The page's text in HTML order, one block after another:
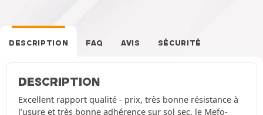
DESCRIPTION FAQ AVIS SÉCURITÉ
DESCRIPTION
Excellent rapport qualité - prix, très bonne résistance à
l’usure et très bonne adhérence sur sol sec, le Mefo-